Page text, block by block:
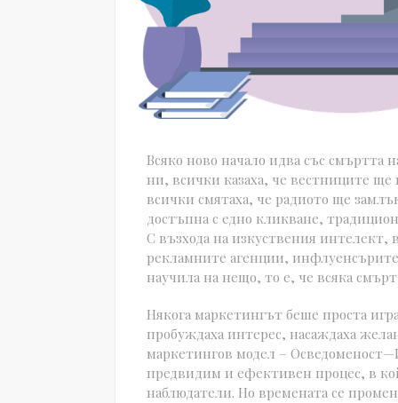
Всяко ново начало идва със смъртта
ни, всички казаха, че вестниците ще
всички смятаха, че радиото ще
достъпна с едно кликване,
С възхода на изкуствения интелект,
рекламните агенции,
научила на нещо, то е, че всяка
Някога маркетингът беше проста
пробуждаха интерес, насаждаха
маркетингов модел –
предвидим и ефективен процес, в
наблюдатели. Но времената се